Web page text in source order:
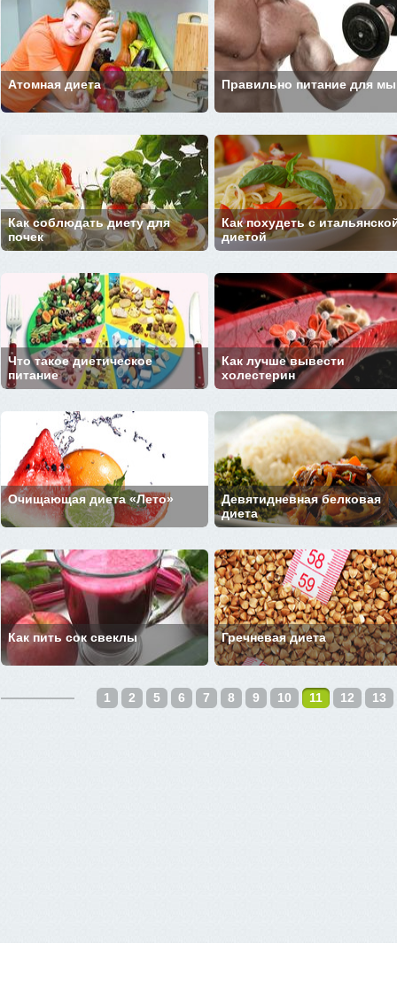
Атомная диета Правильно питание для
Как соблюдать диету для
почек
Как похудеть с
диетой
Что такое диетическое
питание
Как лучше вывести
холестерин
Очищающая диета «Лето»
Девятидневная белковая
диета
Как пить сок свеклы Гречневая диета
1 2 5 6 7 8 9 10 11 12 13